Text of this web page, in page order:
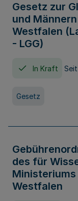
Gesetz zur
und
Westfalen
- LGG)
In Kraft
Gesetz
des für
Westfalen